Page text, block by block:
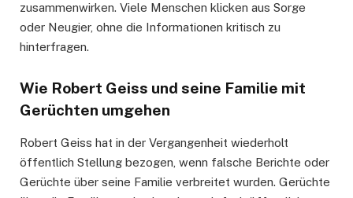
zusammenwirken. Viele Menschen klicken aus Sorge
oder Neugier, ohne die Informationen kritisch zu
hinterfragen.
Wie Robert Geiss und seine Familie mit
Gerüchten umgehen
Robert Geiss hat in der Vergangenheit wiederholt
öffentlich Stellung bezogen, wenn falsche Berichte oder
Gerüchte über seine Familie verbreitet wurden. Gerüchte